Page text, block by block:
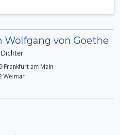
Wolfgang von Goethe
Frankfurt am Main
Weimar